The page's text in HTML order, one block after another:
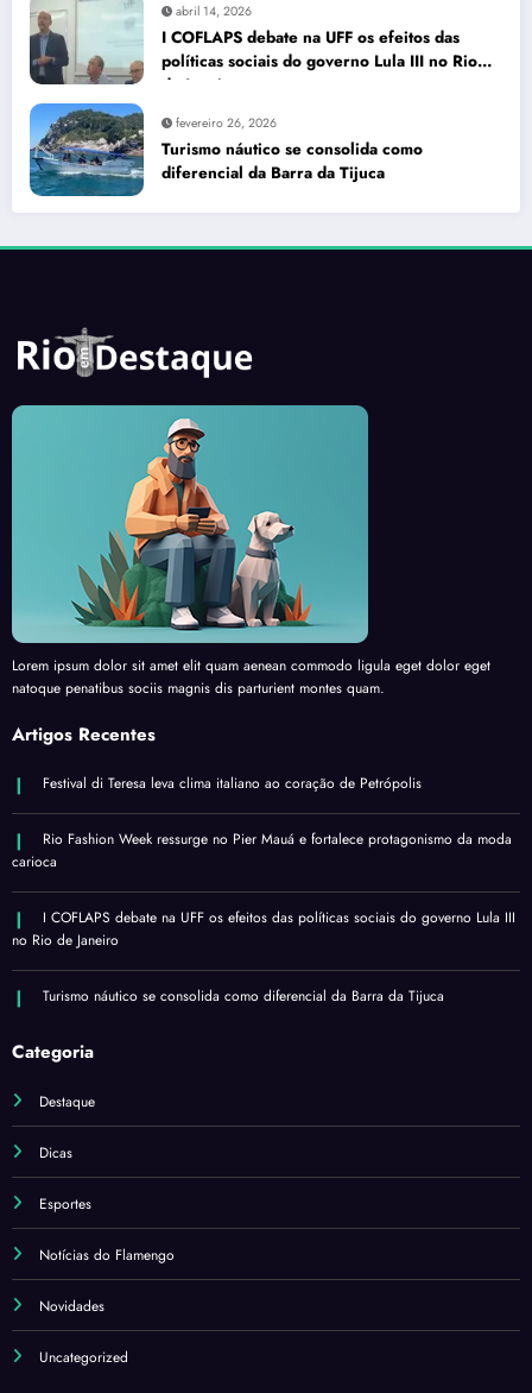
abril 14, 2026
I COFLAPS debate na UFF os efeitos das
políticas sociais do governo Lula III no Rio
de Janeiro
fevereiro 26, 2026
Turismo náutico se consolida como
diferencial da Barra da Tijuca
Lorem ipsum dolor sit amet elit quam aenean commodo ligula eget dolor eget
natoque penatibus sociis magnis dis parturient montes quam.
Artigos Recentes
Festival di Teresa leva clima italiano ao coração de Petrópolis
Rio Fashion Week ressurge no Pier Mauá e fortalece protagonismo da moda
carioca
I COFLAPS debate na UFF os efeitos das políticas sociais do governo Lula III
no Rio de Janeiro
Turismo náutico se consolida como diferencial da Barra da Tijuca
Categoria
Destaque
Dicas
Esportes
Notícias do Flamengo
Novidades
Uncategorized